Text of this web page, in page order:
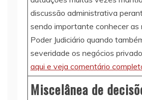
discussão administrativa
sendo importante conhecer as
Poder Judiciário quando
severidade os negócios
aqui e veja comentário
Miscelânea de